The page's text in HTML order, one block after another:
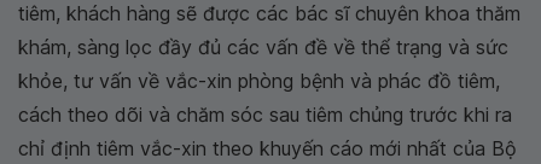
tiêm, khách hàng sẽ được các bác sĩ chuyên khoa thăm
khám, sàng lọc đầy đủ các vấn đề về thể trạng và sức
khỏe, tư vấn về vắc-xin phòng bệnh và phác đồ tiêm,
cách theo dõi và chăm sóc sau tiêm chủng trước khi ra
chỉ định tiêm vắc-xin theo khuyến cáo mới nhất của Bộ